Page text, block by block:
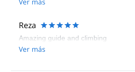
Reza
Amazing guide and climbing
Ver más